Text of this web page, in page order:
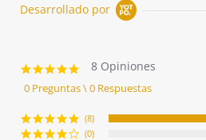
Desarrollado por
5.0
star
rating
8 Opiniones
0 Preguntas \ 0 Respuestas
(8)
(0)